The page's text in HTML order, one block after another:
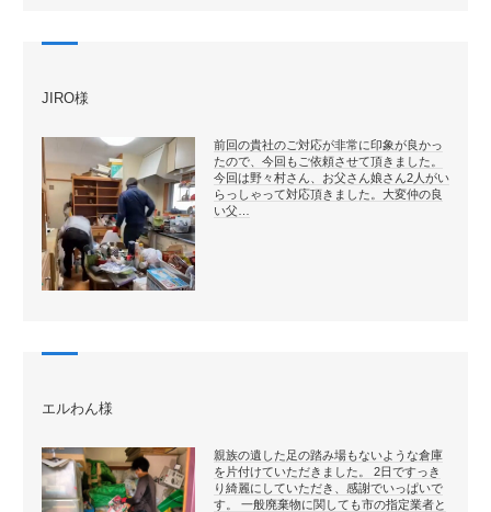
JIRO様
前回の貴社のご対応が非常に印象が良かっ
たので、今回もご依頼させて頂きました。
今回は野々村さん、お父さん娘さん2人がい
らっしゃって対応頂きました。大変仲の良
い父…
エルわん様
親族の遺した足の踏み場もないような倉庫
を片付けていただきました。 2日ですっき
り綺麗にしていただき、感謝でいっぱいで
す。 一般廃棄物に関しても市の指定業者と